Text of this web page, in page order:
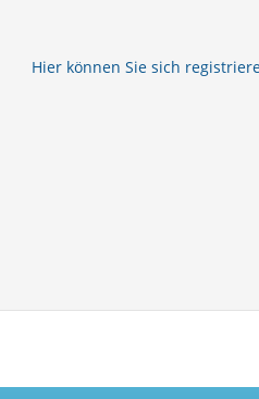
Hier können Sie sich